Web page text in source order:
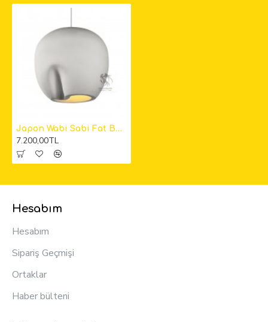
Japon Wabi Sabi Fat Beton Sarkıt Aydınlatma
7.200,00TL
Hesabım
Hesabım
Sipariş Geçmişi
Ortaklar
Haber bülteni